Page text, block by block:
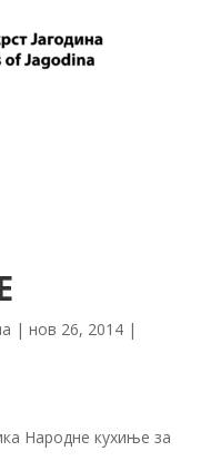
| нов 26, 2014|
Народне кухиње за